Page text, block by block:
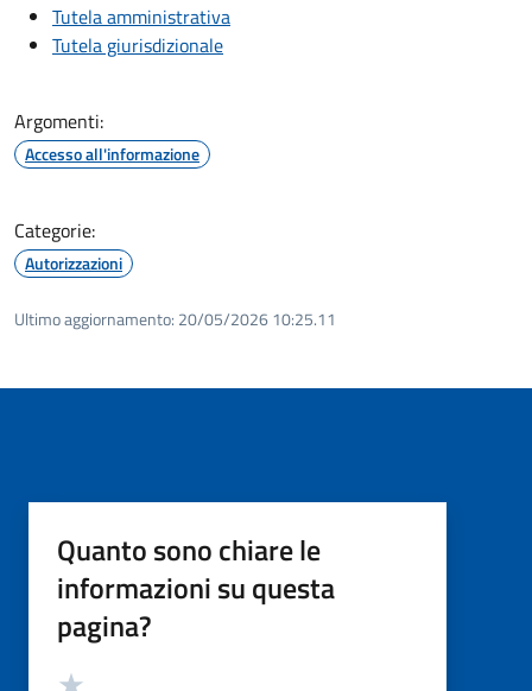
Tutela amministrativa
Tutela giurisdizionale
Argomenti:
Accesso all'informazione
Categorie:
Autorizzazioni
Ultimo aggiornamento: 20/05/2026 10:25.11
Quanto sono chiare le
informazioni su questa
pagina?
Valutazione